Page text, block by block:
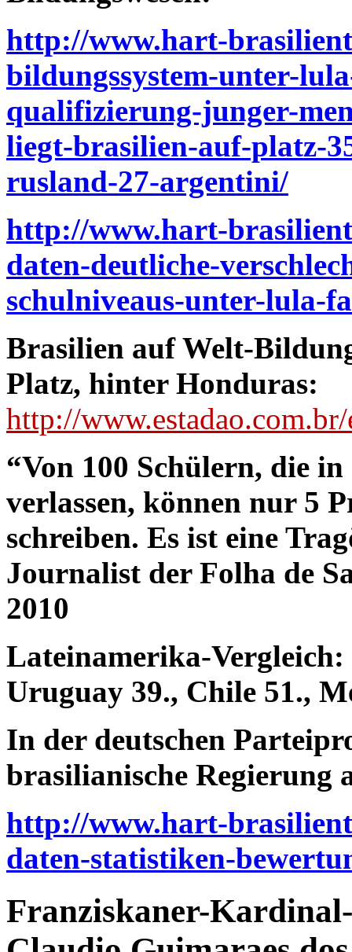
http://www.hart-
bildungssystem-unter-
qualifizierung-junger-
liegt-brasilien-auf-platz-
rusland-27-argentini/
http://www.hart-
daten-deutliche-
schulniveaus-unter-lula-
Brasilien auf Welt-
Platz, hinter Honduras:
http://
“Von 100 Schülern, die
verlassen, können nur 5
schreiben. Es ist eine
Journalist der Folha de
2010
Lateinamerika-
Uruguay 39., Chile 51.,
In der deutschen
brasilianische Regierung
http://www.hart-
daten-statistiken-
Franziskaner-